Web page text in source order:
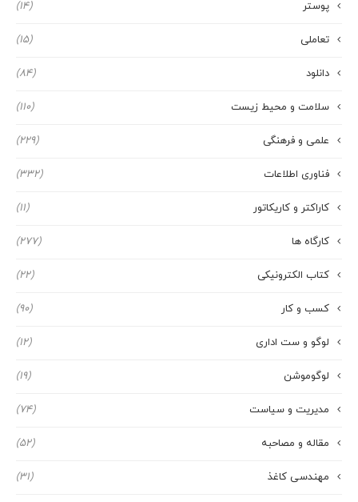
پوستر (14)
تعاملی (15)
دانلود (84)
سلامت و محیط زیست (110)
علمی و فرهنگی (229)
فناوری اطلاعات (332)
کاراکتر و کاریکاتور (11)
کارگاه ها (277)
کتاب الکترونیکی (22)
کسب و کار (90)
لوگو و ست اداری (12)
لوگوموشن (19)
مدیریت و سیاست (74)
مقاله و مصاحبه (52)
مهندسی کاغذ (31)